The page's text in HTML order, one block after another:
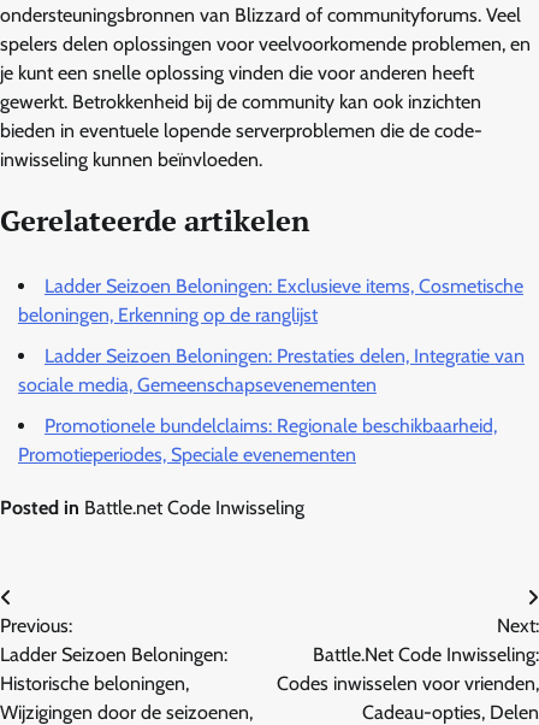
ondersteuningsbronnen van Blizzard of communityforums. Veel
spelers delen oplossingen voor veelvoorkomende problemen, en
je kunt een snelle oplossing vinden die voor anderen heeft
gewerkt. Betrokkenheid bij de community kan ook inzichten
bieden in eventuele lopende serverproblemen die de code-
inwisseling kunnen beïnvloeden.
Gerelateerde artikelen
Ladder Seizoen Beloningen: Exclusieve items, Cosmetische
beloningen, Erkenning op de ranglijst
Ladder Seizoen Beloningen: Prestaties delen, Integratie van
sociale media, Gemeenschapsevenementen
Promotionele bundelclaims: Regionale beschikbaarheid,
Promotieperiodes, Speciale evenementen
Posted in Battle.net Code Inwisseling
Post
navigation
Previous:
Ladder Seizoen Beloningen:
Historische beloningen,
Wijzigingen door de seizoenen,
Next:
Battle.Net Code Inwisseling:
Codes inwisselen voor vrienden,
Cadeau-opties, Delen